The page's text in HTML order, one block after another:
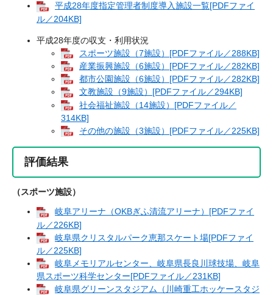
平成28年度指定管理者制度導入施設一覧[PDFファイ
ル／204KB]
平成28年度の収支・利用状況
スポーツ施設（7施設）[PDFファイル／288KB]
産業振興施設（6施設）[PDFファイル／282KB]
都市公園施設（6施設）[PDFファイル／282KB]
文教施設（9施設）[PDFファイル／294KB]
社会福祉施設（14施設）[PDFファイル／
314KB]
その他の施設（3施設）[PDFファイル／225KB]
評価結果
（スポーツ施設）
岐阜アリーナ（OKBぎふ清流アリーナ）[PDFファイ
ル／226KB]
岐阜県クリスタルパーク恵那スケート場[PDFファイ
ル／225KB]
岐阜メモリアルセンター、岐阜県長良川球技場、岐阜
県スポーツ科学センター[PDFファイル／231KB]
岐阜県グリーンスタジアム（川崎重工ホッケースタジ